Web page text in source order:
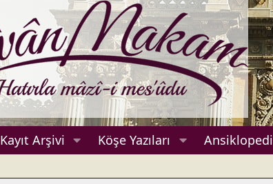
Kayıt Arşivi Köşe Yazıları Ansiklopedi